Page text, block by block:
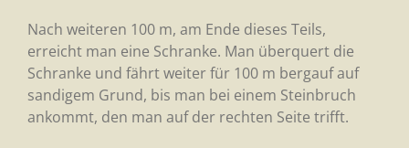
Nach weiteren 100 m, am Ende dieses Teils,
erreicht man eine Schranke. Man überquert die
Schranke und fährt weiter für 100 m bergauf auf
sandigem Grund, bis man bei einem Steinbruch
ankommt, den man auf der rechten Seite trifft.